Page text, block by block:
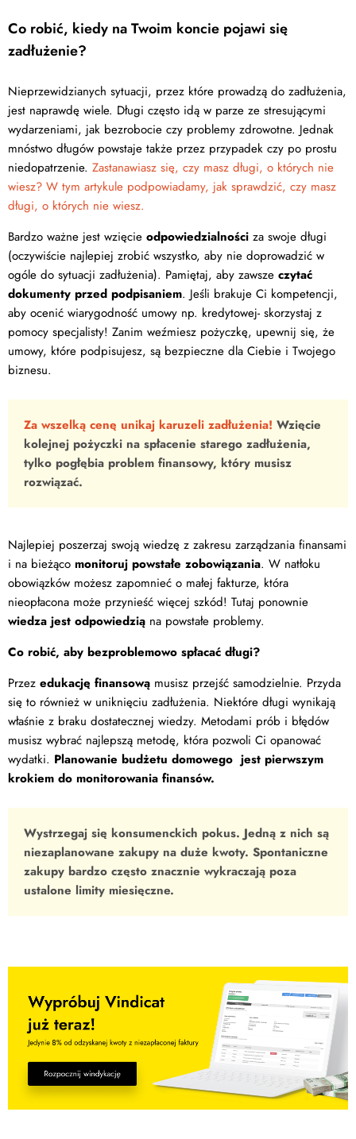
Co robić, kiedy na Twoim koncie pojawi się
zadłużenie?
Nieprzewidzianych sytuacji, przez które prowadzą do zadłużenia,
jest naprawdę wiele. Długi często idą w parze ze stresującymi
wydarzeniami, jak bezrobocie czy problemy zdrowotne. Jednak
mnóstwo długów powstaje także przez przypadek czy po prostu
niedopatrzenie. Zastanawiasz się, czy masz długi, o których nie
wiesz? W tym artykule podpowiadamy, jak sprawdzić, czy masz
długi, o których nie wiesz.
Bardzo ważne jest wzięcie odpowiedzialności za swoje długi
(oczywiście najlepiej zrobić wszystko, aby nie doprowadzić w
ogóle do sytuacji zadłużenia). Pamiętaj, aby zawsze czytać
dokumenty przed podpisaniem. Jeśli brakuje Ci kompetencji,
aby ocenić wiarygodność umowy np. kredytowej- skorzystaj z
pomocy specjalisty! Zanim weźmiesz pożyczkę, upewnij się, że
umowy, które podpisujesz, są bezpieczne dla Ciebie i Twojego
biznesu.
Za wszelką cenę unikaj karuzeli zadłużenia! Wzięcie
kolejnej pożyczki na spłacenie starego zadłużenia,
tylko pogłębia problem finansowy, który musisz
rozwiązać.
Najlepiej poszerzaj swoją wiedzę z zakresu zarządzania finansami
i na bieżąco monitoruj powstałe zobowiązania. W natłoku
obowiązków możesz zapomnieć o małej fakturze, która
nieopłacona może przynieść więcej szkód! Tutaj ponownie
wiedza jest odpowiedzią na powstałe problemy.
Co robić, aby bezproblemowo spłacać długi?
Przez edukację finansową musisz przejść samodzielnie. Przyda
się to również w uniknięciu zadłużenia. Niektóre długi wynikają
właśnie z braku dostatecznej wiedzy. Metodami prób i błędów
musisz wybrać najlepszą metodę, która pozwoli Ci opanować
wydatki. Planowanie budżetu domowego jest pierwszym
krokiem do monitorowania finansów.
Wystrzegaj się konsumenckich pokus. Jedną z nich są
niezaplanowane zakupy na duże kwoty. Spontaniczne
zakupy bardzo często znacznie wykraczają poza
ustalone limity miesięczne.